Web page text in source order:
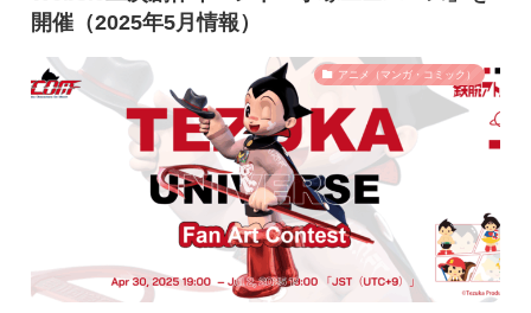
開催（2025年5月情報）
アニメ（マンガ・コミック）